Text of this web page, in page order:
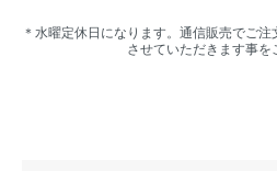
＊水曜定休日になります。通信販売でご
させていただきます事を